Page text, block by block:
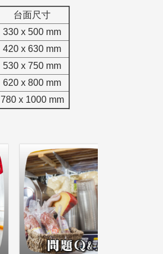
台面尺寸
330 x 500 mm
420 x 630 mm
530 x 750 mm
620 x 800 mm
780 x 1000 mm